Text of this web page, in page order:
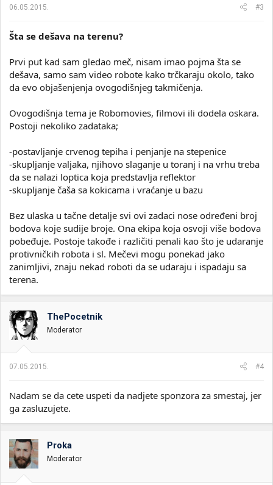
06.05.2015. #3
Šta se dešava na terenu?
Prvi put kad sam gledao meč, nisam imao pojma šta se
dešava, samo sam video robote kako trčkaraju okolo, tako
da evo objašenjenja ovogodišnjeg takmičenja.
Ovogodišnja tema je Robomovies, filmovi ili dodela oskara.
Postoji nekoliko zadataka;
-postavljanje crvenog tepiha i penjanje na stepenice
-skupljanje valjaka, njihovo slaganje u toranj i na vrhu treba
da se nalazi loptica koja predstavlja reflektor
-skupljanje čaša sa kokicama i vraćanje u bazu
Bez ulaska u tačne detalje svi ovi zadaci nose određeni broj
bodova koje sudije broje. Ona ekipa koja osvoji više bodova
pobeđuje. Postoje takođe i različiti penali kao što je udaranje
protivničkih robota i sl. Mečevi mogu ponekad jako
zanimljivi, znaju nekad roboti da se udaraju i ispadaju sa
terena.
ThePocetnik
Moderator
07.05.2015. #4
Nadam se da cete uspeti da nadjete sponzora za smestaj, jer
ga zasluzujete.
Proka
Moderator